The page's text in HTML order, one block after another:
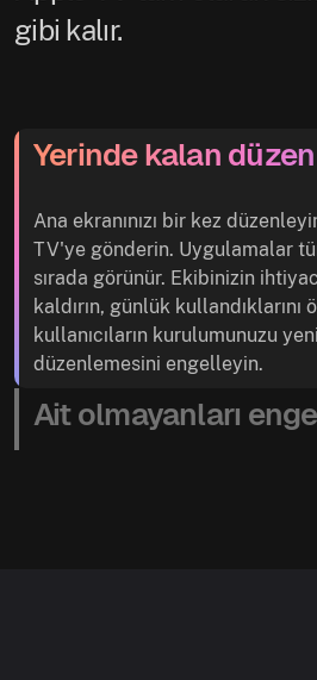
gibi kalır.
Yerinde kalan düzen
Ana ekranınızı bir kez
TV'ye gönderin. Uygulamalar
sırada görünür. Ekibinizin
kaldırın, günlük
kullanıcıların kurulumunuzu
düzenlemesini engelleyin.
Ait olmayanları